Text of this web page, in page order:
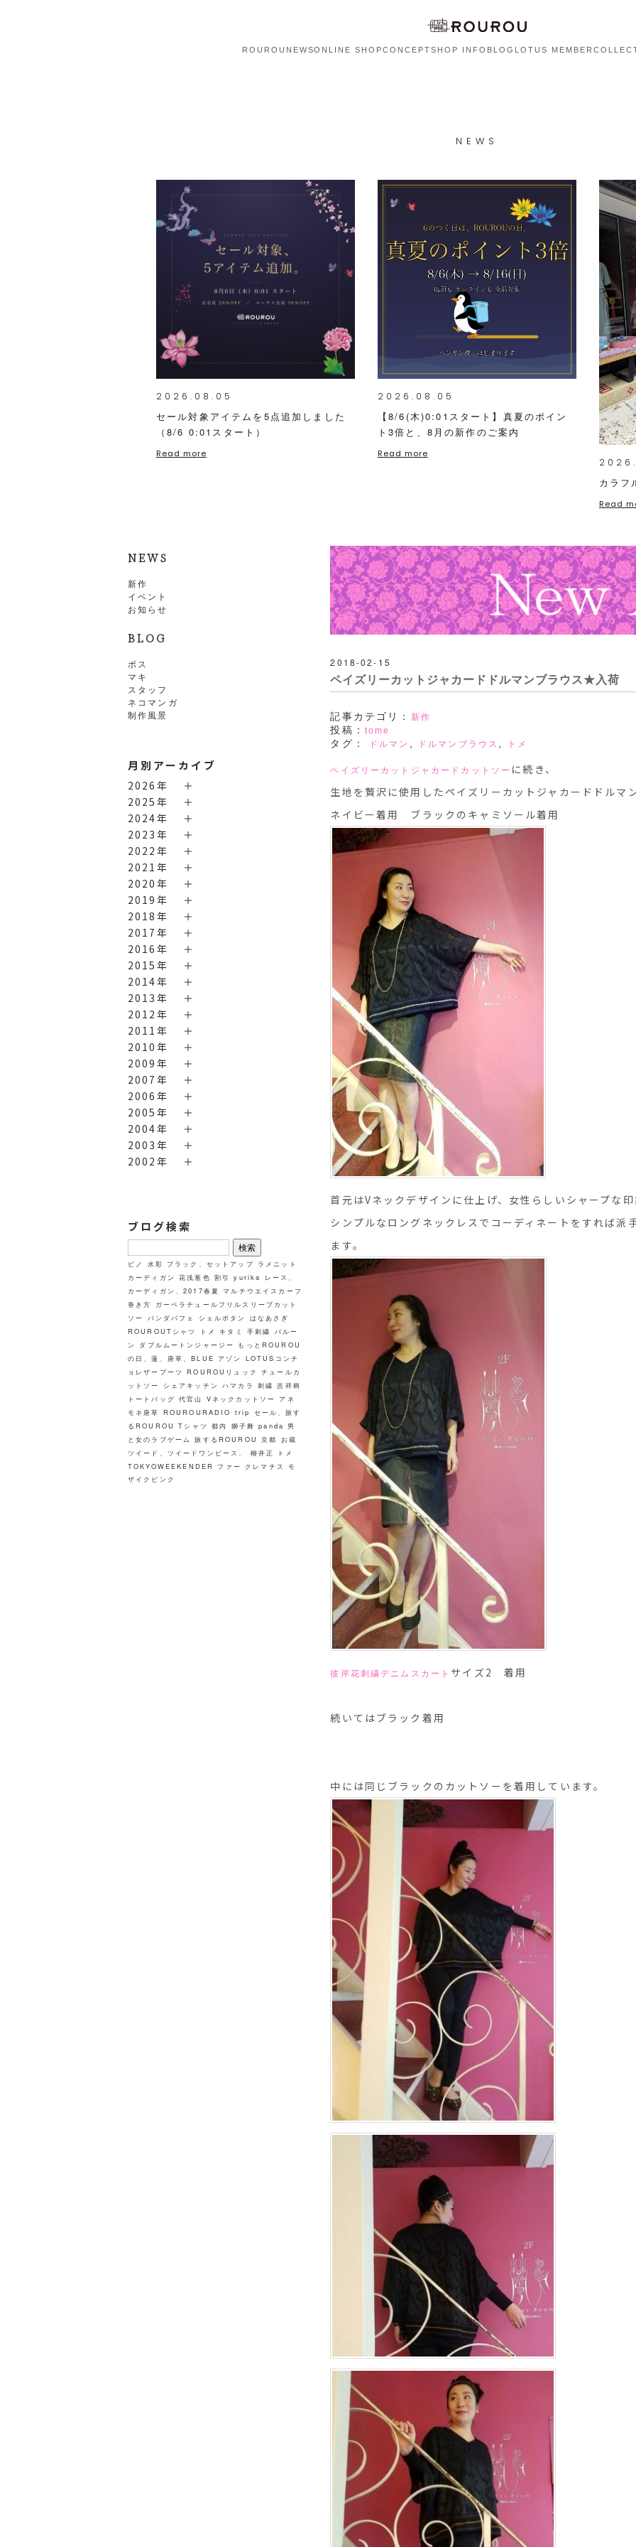
ROUROU NEWSONLINE SHOPCONCEPTSHOP INFO BLOG LOTUS MEMBER
NEWS
2026.08.05
セール対象アイテムを5点追加しました
（8/6 0:01スタート）
Read more
2026.08.05
【8/6(木)0:01スタート】真夏のポイン
ト3倍と、8月の新作のご案内
Read more
カラフ
Read
NEWS
新作
イベント
お知らせ
BLOG
ボス
マキ
スタッフ
ネコマンガ
制作風景
月別アーカイブ
2026年
2025年
2024年
2023年
2022年
2021年
2020年
2019年
2018年
2017年
2016年
2015年
2014年
2013年
2012年
2011年
2010年
2009年
2007年
2006年
2005年
2004年
2003年
2002年
ブログ検索
検
索:
ピノ 水彩 ブラック、セットアップ ラメニット
カーディガン 花浅葱色 割引 yurika
レース、
カーディガン、2017春夏 マルチウエイスカーフ
巻き方
ガーベラチュールフリルスリーブカット
ソー パンダパフェ シェルボタン
はなあさぎ
ROUROUTシャツ トメ キタミ
手刺繍 バルー
ン
ダブルムートンジャージー もっとROUROU
の日、蓮、唐草、BLUE アゾン
LOTUSコンチ
ョレザーブーツ ROUROUリュック チュールカ
ットソー
シェアキッチン ハマカラ 刺繍 吉祥柄
トートバッグ 代官山 Vネックカットソー アネ
モネ唐草 ROUROURADIO trip セール、旅す
るROUROU Tシャツ 都内 獅子舞 panda 男
と女のラブゲーム
旅するROUROU 京都 お蔵
ツイード、ツイードワンピース、
柳井正
トメ
TOKYOWEEKENDER ファー クレマチス
モ
ザイクピンク
2018-02-15
ペイズリーカットジャカードドルマンブラウス★入荷
記事カテゴリ： 新作
投稿： tome
タグ： ドルマン ドルマンブラウス トメ
ペイズリーカットジャカードカットソー に続き、
生地を贅沢に使用したペイズリーカットジャカードドルマ
ネイビー着用 ブラックのキャミソール着用
首元はVネックデザインに仕上げ、女性らしいシャープな印
シンプルなロングネックレスでコーディネートをすれば派
ます。
彼岸花刺繍デニムスカート サイズ2 着用
続いてはブラック着用
中には同じブラックのカットソーを着用しています。